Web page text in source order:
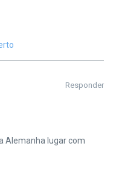
Responder
Alemanha lugar com